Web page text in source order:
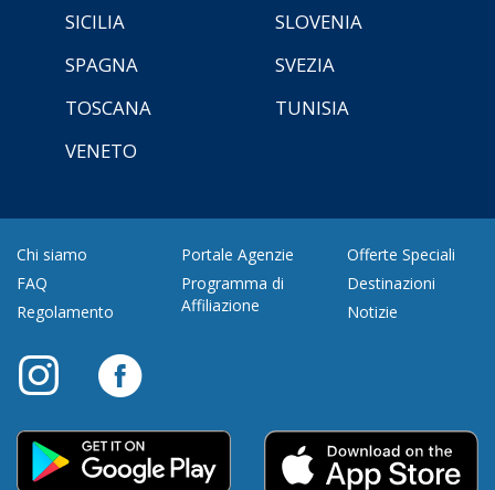
SICILIA
SLOVENIA
SPAGNA
SVEZIA
TOSCANA
TUNISIA
VENETO
Chi siamo
FAQ
Regolamento
Portale Agenzie
Programma di
Affiliazione
Offerte Speciali
Destinazioni
Notizie